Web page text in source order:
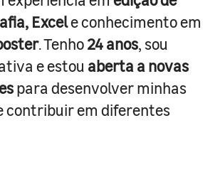
Excele conhecimento em
. Tenho24 anos, sou
e estou aberta a novas
para desenvolver minhas
contribuir em diferentes